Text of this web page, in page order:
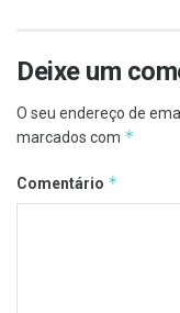
Deixe um
O seu endereço de
marcados com *
Comentário *